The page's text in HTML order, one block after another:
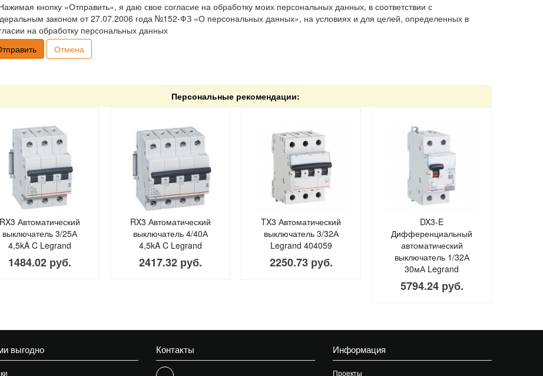
кнопку «Отправить», я даю свое согласие на обработку моих персональных данных, в соответствии с
законом от 27.07.2006 года №152-ФЗ «О персональных данных», на условиях и для целей, определенных в
на обработку персональных данных
Отмена
Персональные рекомендации:
RX3 Автоматический
выключатель 3/25А
4,5kA C Legrand
1484.02 руб.
RX3 Автоматический
выключатель 4/40А
4,5kA C Legrand
2417.32 руб.
TX3 Автоматический
выключатель 3/32А
Legrand 404059
2250.73 руб.
DX3-E
Дифференциальный
автоматический
выключатель 1/32А
30мА Legrand
5794.24 руб.
выгодно Контакты Информация
Проекты